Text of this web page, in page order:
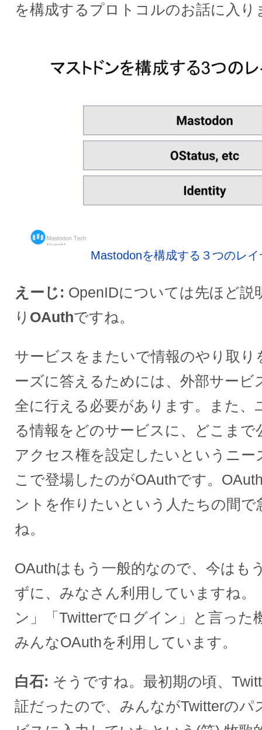
を構成するプロトコルのお話に入り
Mastodonを構成する３つのレ
えーじ
OpenIDについては先ほど説
り OAuthですね。
サービスをまたいで情報のやり取
ーズに答えるためには、外部サービ
全に行える必要があります。また、
る情報をどのサービスに、どこまで
アクセス権を設定したいというニ
こで登場したのがOAuthです。
ントを作りたいという人たちの間で
ね。
OAuthはもう一般的なので、今はも
ずに、みなさん利用していますね。
ン」「Twitterでログイン」と言った
みんなOAuthを利用しています。
白石
そうですね。最初期の頃、
証だったので、みんながTwitterのパ